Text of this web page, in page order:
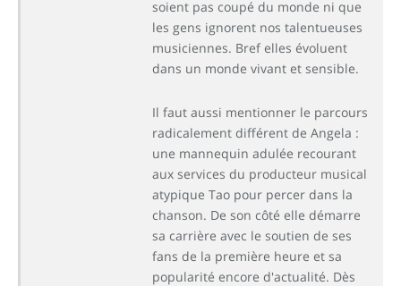
soient pas coupé du monde ni que
les gens ignorent nos talentueuses
musiciennes. Bref elles évoluent
dans un monde vivant et sensible.
Il faut aussi mentionner le parcours
radicalement différent de Angela :
une mannequin adulée recourant
aux services du producteur musical
atypique Tao pour percer dans la
chanson. De son côté elle démarre
sa carrière avec le soutien de ses
fans de la première heure et sa
popularité encore d'actualité. Dès